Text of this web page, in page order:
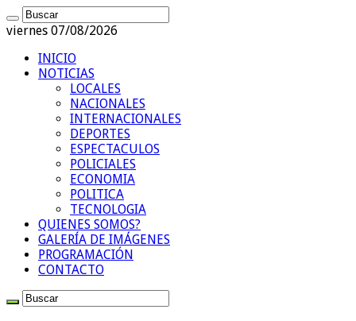
viernes 07/08/2026
INICIO
NOTICIAS
LOCALES
NACIONALES
INTERNACIONALES
DEPORTES
ESPECTACULOS
POLICIALES
ECONOMIA
POLITICA
TECNOLOGIA
QUIENES SOMOS?
GALERÍA DE IMÁGENES
PROGRAMACIÓN
CONTACTO